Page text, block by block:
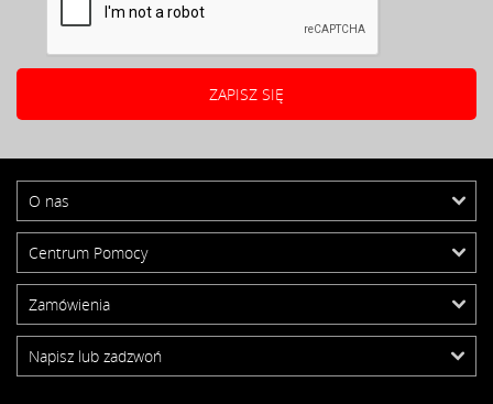
O nas
Centrum Pomocy
Zamówienia
Napisz lub zadzwoń